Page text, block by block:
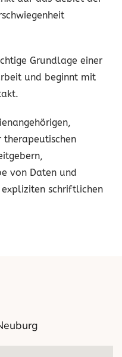
Grundlage einer
und beginnt mit
therapeutischen
von Daten und
schriftlichen